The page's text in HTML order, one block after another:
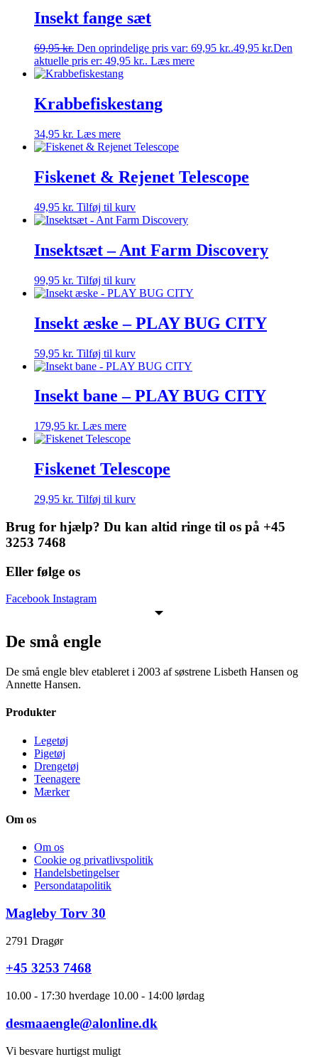
Insekt fange sæt
69,95kr. Den oprindelige pris var: 69,95 kr..49,95 kr.Den
aktuelle pris er: 49,95 kr.. Læs mere
Krabbefiskestang
34,95 kr. Læs mere
Fiskenet & Rejenet Telescope
49,95 kr. Tilføj til kurv
Insektsæt – Ant Farm Discovery
99,95 kr. Tilføj til kurv
Insekt æske – PLAY BUG CITY
59,95 kr. Tilføj til kurv
Insekt bane – PLAY BUG CITY
179,95 kr. Læs mere
Fiskenet Telescope
29,95 kr. Tilføj til kurv
Brug for hjælp? Du kan altid ringe til os på +45
3253 7468
Eller følge os
Facebook Instagram
De små engle
De små engle blev etableret i 2003 af søstrene Lisbeth Hansen og
Annette Hansen.
Produkter
Legetøj
Pigetøj
Drengetøj
Teenagere
Mærker
Om os
Om os
Cookie og privatlivspolitik
Handelsbetingelser
Persondatapolitik
Magleby Torv 30
2791 Dragør
+45 3253 7468
10.00 - 17:30 hverdage 10.00 - 14:00 lørdag
desmaaengle@alonline.dk
Vi besvare hurtigst muligt